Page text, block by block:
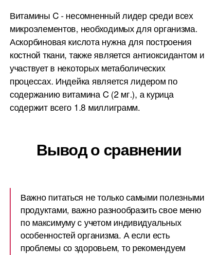
Витамины C - несомненный лидер среди всех
микроэлементов, необходимых для организма.
Аскорбиновая кислота нужна для построения
костной ткани, также является антиоксидантом и
участвует в некоторых метаболических
процессах. Индейка является лидером по
содержанию витамина C (2 мг.), а курица
содержит всего 1.8 миллиграмм.
Вывод о сравнении
Важно питаться не только самыми полезными
продуктами, важно разнообразить свое меню
по максимуму с учетом индивидуальных
особенностей организма. А если есть
проблемы со здоровьем, то рекомендуем